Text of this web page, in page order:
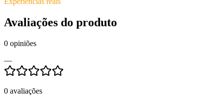
Avaliações do produto
0 opiniões
—
0 avaliações